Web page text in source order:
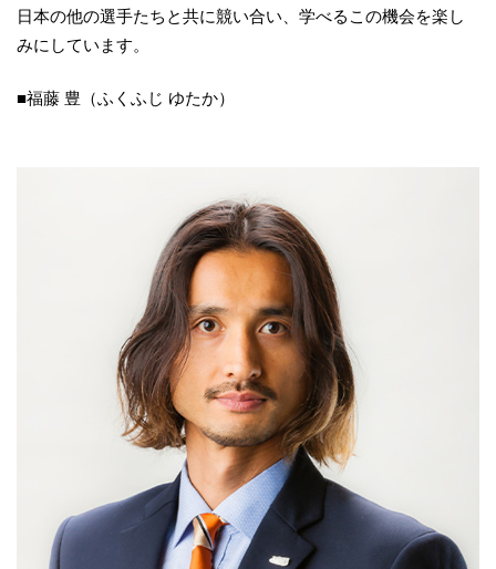
日本の他の選手たちと共に競い合い、学べるこの機会を楽し
みにしています。
■福藤 豊（ふくふじ ゆたか）